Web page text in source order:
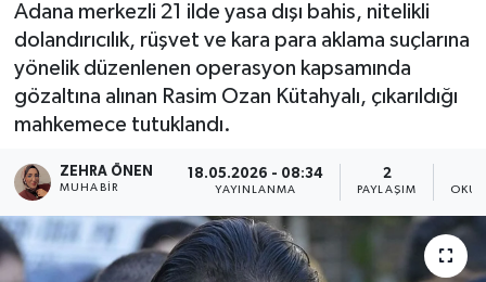
Adana merkezli 21 ilde yasa dışı bahis, nitelikli
dolandırıcılık, rüşvet ve kara para aklama suçlarına
yönelik düzenlenen operasyon kapsamında
gözaltına alınan Rasim Ozan Kütahyalı, çıkarıldığı
mahkemece tutuklandı.
ZEHRA ÖNEN
MUHABIR
18.05.2026 - 08:34
YAYINLANMA
2
PAYLAŞIM
Diğer
Dünya
Eğitim
Ekonomi
Eleman
Tüm Manşetler
Son Dakika Haberleri
Haber Arşivi